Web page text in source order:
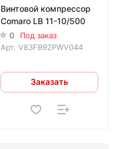
Винтовой компрессор
Comaro LB 11-10/500
0
Под заказ
Арт. V83FB92PWV044
Заказать